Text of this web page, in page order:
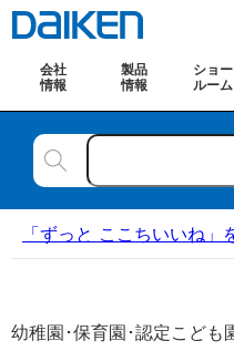
会社
情報
製品
情報
ショー
ルーム
「ずっと ここちいいね
幼稚園･保育園･認定こど